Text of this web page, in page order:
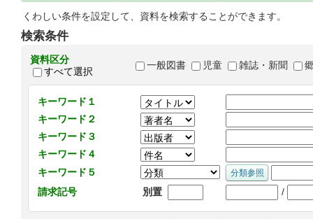
くわしい条件を設定して、資料を検索することができます。
検索条件
資料区分
すべて選択
一般図書 児童 雑誌・新聞
キーワード１
キーワード２
キーワード３
キーワード４
キーワード５
請求記号
別置 /